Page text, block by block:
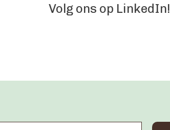
Volg ons op LinkedIn!